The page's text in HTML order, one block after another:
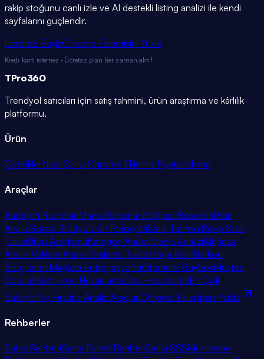
rakip stoğunu canlı izle ve AI destekli listing analizi ile kendi
sayfalarını güçlendir.
Ücretsiz BaşlaChrome Eklentisini Yükle
Kredi kartı istemez · Ücretsiz plan her zaman aktif
TPro360
Trendyol satıcıları için satış tahmini, ürün araştırma ve kârlılık
platformu.
Ürün
ÖzelliklerNasıl ÇalışırChrome EklentisiFiyatlandırma
Araçlar
Kategori RaporlarıMarka RaporlarıMağaza RaporlarıÜrün
AnalizGörsel StüdyoÜrün FotoğrafıSatış TahminiRakip Stok
TakibiÜrün AraştırmaKategori AnaliziMarka AnaliziMağaza
AnaliziReklam AnaliziSıralama TakibiMega KeşifBarkod
SorgulamaMağaza EntegrasyonuOtomatik BuyboxMüşteri
SorularıKomisyon HesaplamaDesi HesaplamaEn Çok
SatanlarNiş FırsatlarAnaliz AraçlarıChrome Eklentisini Yükle
Rehberler
Satıcı RehberiSatıcı Paneli RehberiSatıcı SSSMuhasebe